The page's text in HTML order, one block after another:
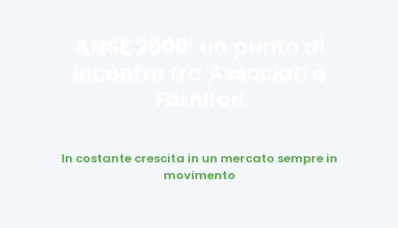
In costante crescita in un mercato sempre in
movimento